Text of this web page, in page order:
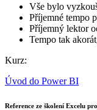
Vše bylo
Příjemné tempo
Příjemný lektor
Tempo tak
Kurz:
Úvod do Power BI
Reference ze školení Excelu